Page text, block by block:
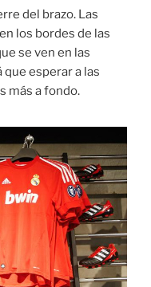
del brazo. Las
los bordes de las
se ven en las
esperar a las
más a fondo.